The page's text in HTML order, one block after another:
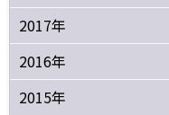
2017年
2016年
2015年